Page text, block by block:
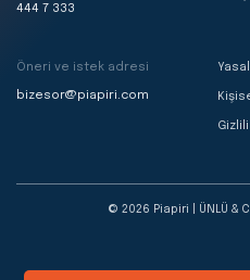
444 7 333
Öneri ve istek adresi
bizesor@piapiri.com
© 2026 Piapiri | ÜNLÜ &